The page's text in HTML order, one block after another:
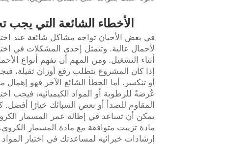
الأخطاء الشائعة التي يجب
في بعض الأحيان تواجه مشاكل شائعة عند
لأحمال عالية. وتتمثل إحدى المشكلات في
أثناء التشغيل. ومن المهم أن تفهم أنواع
إذا كان المشروع يتطلب رفع أوزان ثقيلة،
أو تنكسر. أما الخطأ الشائع الآخر فهو
عُرضةً للرطوبة أو المواد الكيميائية، فيجب
المقاوم للصدأ أو بعض السبائك خيارًا
يمكن أن تساعد في إطالة عمر المسمار
مادة تزييت متوافقة مع مادة المسمار
إرشادات خبرائية لمساعدتك في اختيار المواد